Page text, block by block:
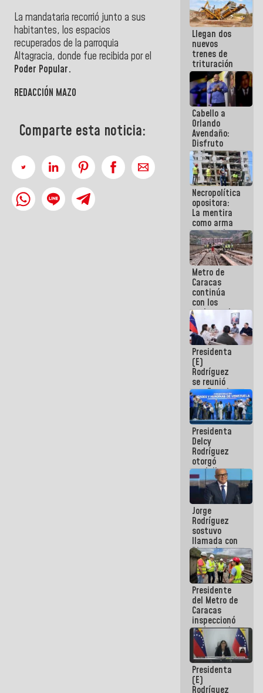
La mandataria recorrió junto a sus
habitantes, los espacios
recuperados de la parroquia
Altagracia, donde fue recibida por el
Poder Popular.
REDACCIÓN MAZO
Comparte esta noticia:
Llegan dos
nuevos
trenes de
trituración
para
optimizar
manejo de
escombros
en La Guaira
Cabello a
Orlando
Avendaño:
Disfruto
cada vez
que escribes
porque lo
que haces
es
embarrarla
Necropolítica
opositora:
La mentira
como arma
contra el
Pueblo
Metro de
Caracas
continúa
con los
trabajos de
mantenimiento
e inspección
en la Línea 2
Presidenta
(E)
Rodríguez
se reunió
con Estado
Mayor
Eléctrico
para
abordar
planes de
acción
Presidenta
Delcy
Rodríguez
otorgó
medalla
"Héroe de
Venezuela"
a servidores
públicos
Jorge
Rodríguez
sostuvo
llamada con
Dinorah
Figuera y
acuerdan
primer
encuentro
presencial
para el
diálogo
Presidente
del Metro de
Caracas
inspeccionó
trabajos de
rehabilitación
y
modernización
de la vía
férrea
Presidenta
(E)
Rodríguez